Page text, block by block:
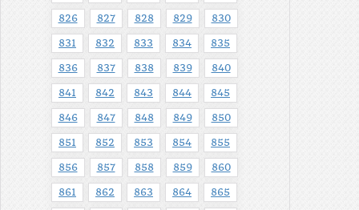
826 827 828 829 830
831 832 833 834 835
836 837 838 839 840
841 842 843 844 845
846 847 848 849 850
851 852 853 854 855
856 857 858 859 860
861 862 863 864 865